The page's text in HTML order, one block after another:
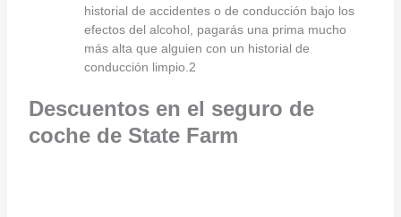
historial de accidentes o de conducción bajo los
efectos del alcohol, pagarás una prima mucho
más alta que alguien con un historial de
conducción limpio.2
Descuentos en el seguro de
coche de State Farm